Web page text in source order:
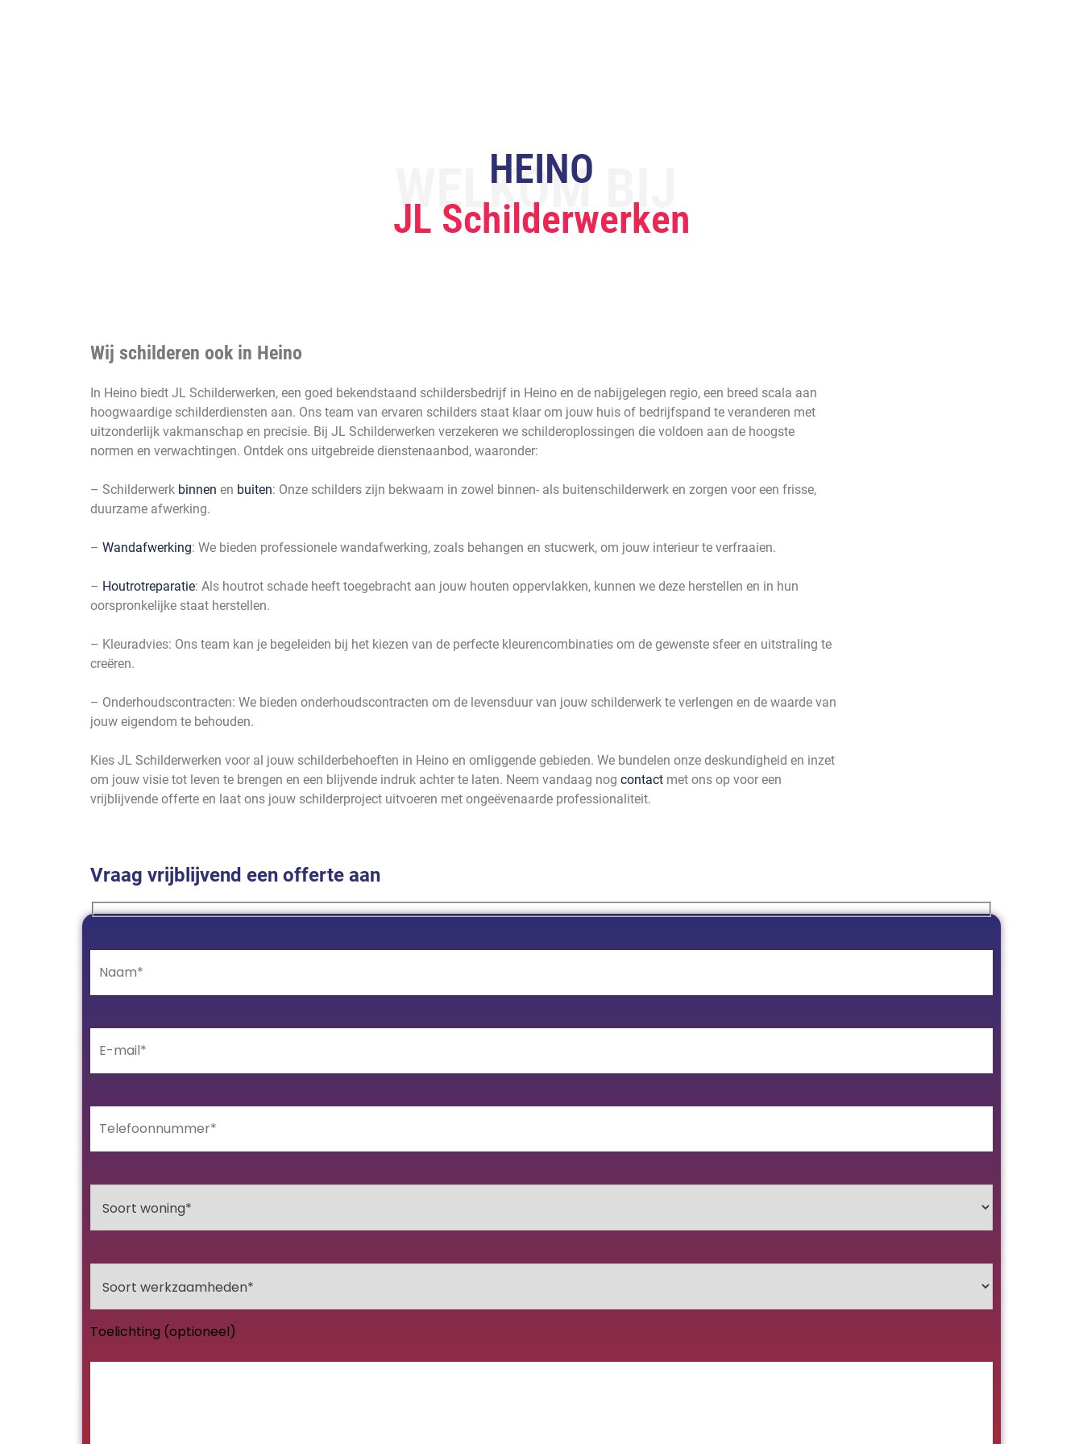
WELKOM BIJ
HEINO
JL Schilderwerken
Wij schilderen ook in Heino
In Heino biedt JL Schilderwerken, een goed bekendstaand schildersbedrijf in Heino en de nabijgelegen regio, een breed scala aan
hoogwaardige schilderdiensten aan. Ons team van ervaren schilders staat klaar om jouw huis of bedrijfspand te veranderen met
uitzonderlijk vakmanschap en precisie. Bij JL Schilderwerken verzekeren we schilderoplossingen die voldoen aan de hoogste
normen en verwachtingen. Ontdek ons uitgebreide dienstenaanbod, waaronder:
– Schilderwerk binnen en buiten: Onze schilders zijn bekwaam in zowel binnen- als buitenschilderwerk en zorgen voor een frisse,
duurzame afwerking.
– Wandafwerking: We bieden professionele wandafwerking, zoals behangen en stucwerk, om jouw interieur te verfraaien.
– Houtrotreparatie: Als houtrot schade heeft toegebracht aan jouw houten oppervlakken, kunnen we deze herstellen en in hun
oorspronkelijke staat herstellen.
– Kleuradvies: Ons team kan je begeleiden bij het kiezen van de perfecte kleurencombinaties om de gewenste sfeer en uitstraling te
creëren.
– Onderhoudscontracten: We bieden onderhoudscontracten om de levensduur van jouw schilderwerk te verlengen en de waarde van
jouw eigendom te behouden.
Kies JL Schilderwerken voor al jouw schilderbehoeften in Heino en omliggende gebieden. We bundelen onze deskundigheid en inzet
om jouw visie tot leven te brengen en een blijvende indruk achter te laten. Neem vandaag nog contact met ons op voor een
vrijblijvende offerte en laat ons jouw schilderproject uitvoeren met ongeëvenaarde professionaliteit.
Vraag vrijblijvend een offerte aan
Toelichting (optioneel)